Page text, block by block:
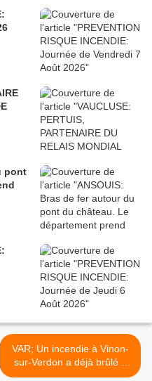
pont
VAR; Un incendie à Vinon-
sur-Verdon a déjà brûlé 7
hectares. Le feu n'est pas